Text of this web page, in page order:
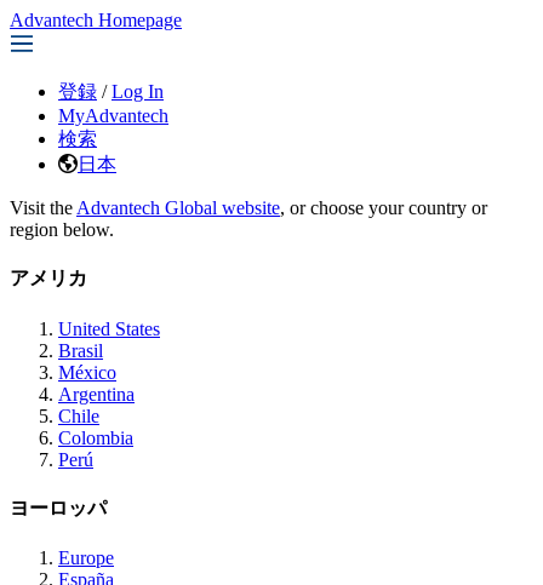
Advantech Homepage
登録 / Log In
MyAdvantech
検索
日本
Visit the Advantech Global website, or choose your country or
region below.
アメリカ
United States
Brasil
México
Argentina
Chile
Colombia
Perú
ヨーロッパ
Europe
España